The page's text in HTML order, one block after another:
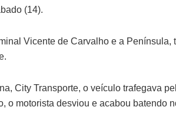
(14).
Vicente de Carvalho e a Península,
City Transporte, o veículo trafegava
o motorista desviou e acabou batendo